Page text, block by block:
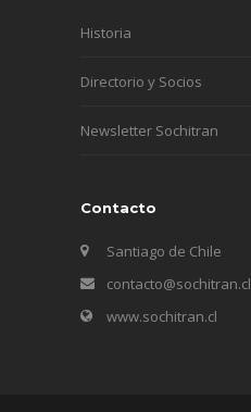
Historia
Directorio y Socios
Newsletter Sochitran
Contacto
Santiago de Chile
contacto@sochitran.cl
www.sochitran.cl